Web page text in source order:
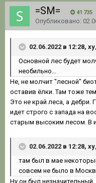
=SM= 41 735
Опубликовано:
02.06.2022 в 12:28,
Основной лес будет
необильно…
Не, не молчит "лесной"
оставив ёлки. Там тоже
Это не край леса, а дебри.
идет строго с запада на
старым высоким лесом. В
02.06.2022 в 12:28,
там был в мае
совсем не было в
Ну он был